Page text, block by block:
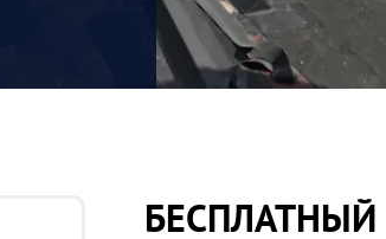
БЕСПЛАТНЫЙ